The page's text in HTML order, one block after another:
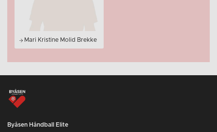
Mari Kristine Molid Brekke
Byåsen Håndball Elite